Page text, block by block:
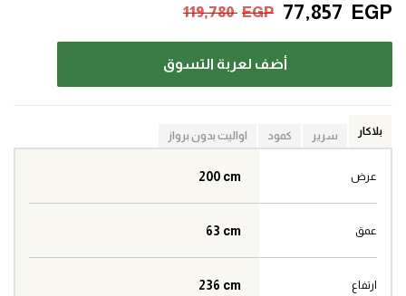
119,780 EGP 77,857 EGP
أضف لعربة التسوق
بلاكار سرير كمود اواليت بدون برواز
عرض 200 cm
عمق 63 cm
ارتفاع 236 cm